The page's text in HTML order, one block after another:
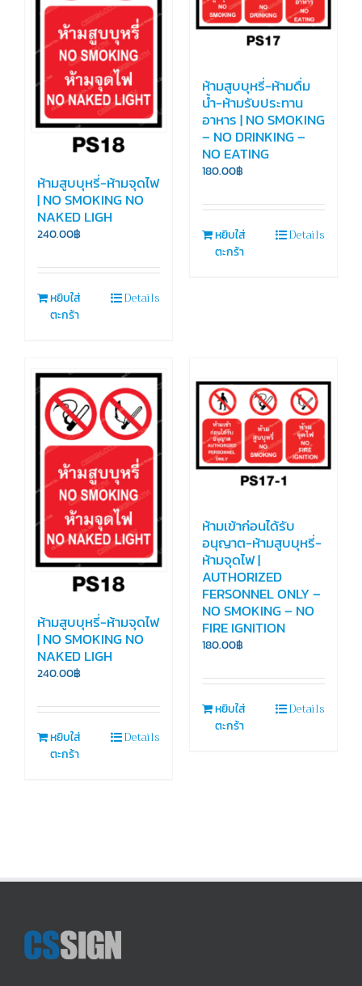
ห้ามสูบบุหรี่-ห้ามจุดไฟ
| NO SMOKING NO
NAKED LIGH
240.00฿
หยิบใส่
ตะกร้า
Details
ห้ามสูบบุหรี่-ห้ามดื่ม
น้ำ-ห้ามรับประทาน
อาหาร | NO SMOKING
– NO DRINKING –
NO EATING
180.00฿
หยิบใส่
ตะกร้า
Details
ห้ามสูบบุหรี่-ห้ามจุดไฟ
| NO SMOKING NO
NAKED LIGH
240.00฿
หยิบใส่
ตะกร้า
Details
ห้ามเข้าก่อนได้รับ
อนุญาต-ห้ามสูบบุหรี่-
ห้ามจุดไฟ |
AUTHORIZED
FERSONNEL ONLY –
NO SMOKING – NO
FIRE IGNITION
180.00฿
หยิบใส่
ตะกร้า
Details